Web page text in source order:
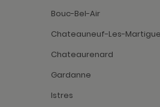
Bouc-Bel-Air
Chateauneuf-Les-
Chateaurenard
Gardanne
Istres